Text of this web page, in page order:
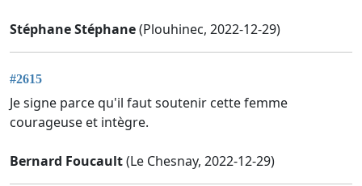
Stéphane Stéphane(Plouhinec, 2022-12-29)
#2615
Je signe parce qu'il faut soutenir cette femme
courageuse et intègre.
Bernard Foucault(Le Chesnay, 2022-12-29)